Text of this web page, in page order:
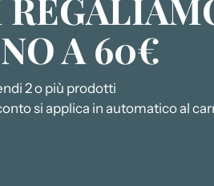
A 60€
2 o più prodotti
si applica in automatico al